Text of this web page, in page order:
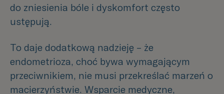
do zniesienia bóle i dyskomfort często
ustępują.
To daje dodatkową nadzieję – że
endometrioza, choć bywa wymagającym
przeciwnikiem, nie musi przekreślać marzeń o
macierzyństwie. Wsparcie medyczne,